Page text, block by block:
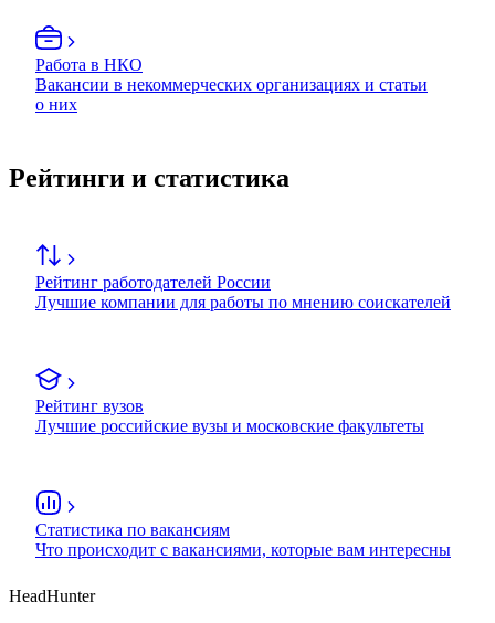
Работа в НКО
Вакансии в некоммерческих организациях и статьи
о них
Рейтинги и статистика
Рейтинг работодателей России
Лучшие компании для работы по мнению соискателей
Рейтинг вузов
Лучшие российские вузы и московские факультеты
Статистика по вакансиям
Что происходит с вакансиями, которые вам интересны
HeadHunter